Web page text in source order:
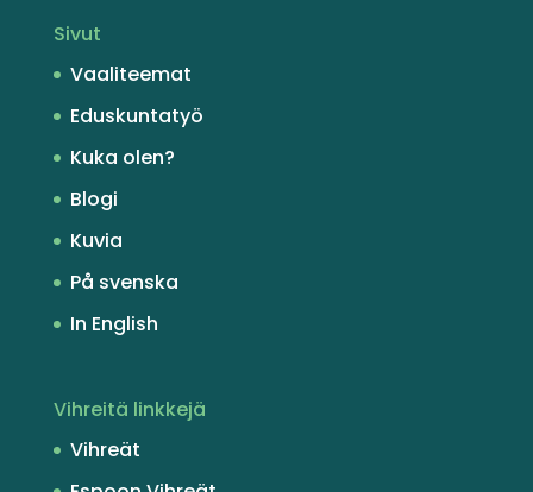
Sivut
Vaaliteemat
Eduskuntatyö
Kuka olen?
Blogi
Kuvia
På svenska
In English
Vihreitä linkkejä
Vihreät